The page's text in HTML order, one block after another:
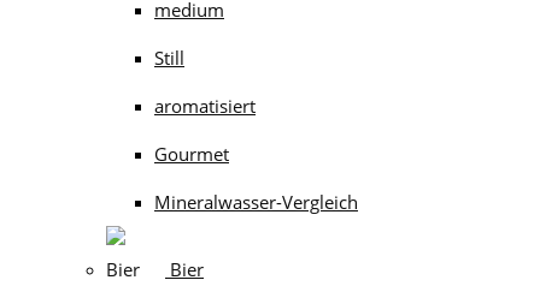
medium
Still
aromatisiert
Gourmet
Mineralwasser-Vergleich
Bier